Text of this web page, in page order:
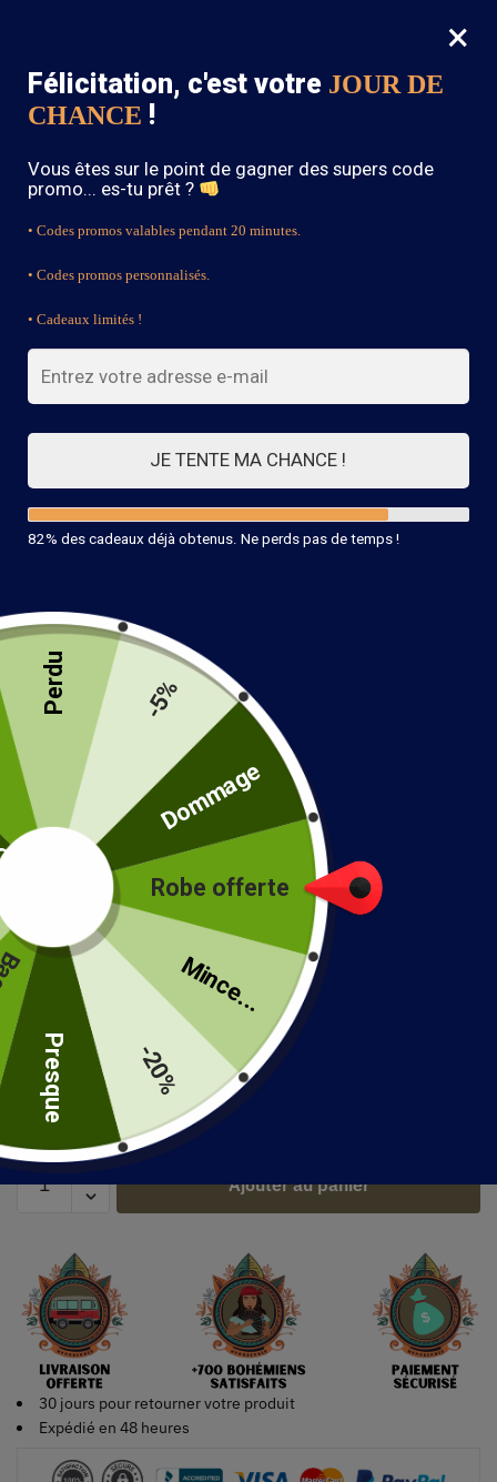
0
SOLDES : -15% sur toute la boutique avec le code « BOHEME15 »
Robe de mariée bohème haute couture
518.99
23 en stock
Ajouter au panier
30 jours pour retourner votre produit
Expédié en 48 heures
×
Félicitation, c'est votre JOUR DE
CHANCE !
Vous êtes sur le point de gagner des supers code
promo... es-tu prêt ?
• Codes promos valables pendant 20 minutes.
• Codes promos personnalisés.
• Cadeaux limités !
JE TENTE MA CHANCE !
82% des cadeaux déjà obtenus. Ne perds pas de temps !
Robe offerte
Mince...
-20%
Presque
Perdu -5%
Dommage